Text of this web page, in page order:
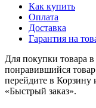
Как купить
Оплата
Доставка
Гарантия на
Для покупки товара
понравившийся товар
перейдите в
«Быстрый заказ».